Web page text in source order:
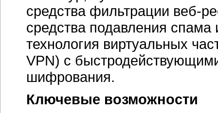
средства фильтрации веб-
средства подавления
технология виртуальных
VPN) с
шифрования.
Ключевые возможности